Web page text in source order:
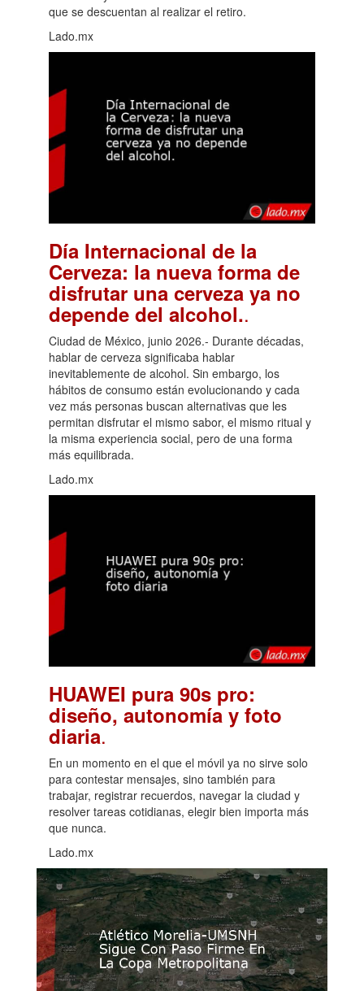
que se descuentan al realizar el retiro.
Lado.mx
Día Internacional de la
Cerveza: la nueva forma de
disfrutar una cerveza ya no
depende del alcohol..
Ciudad de México, junio 2026.- Durante décadas,
hablar de cerveza significaba hablar
inevitablemente de alcohol. Sin embargo, los
hábitos de consumo están evolucionando y cada
vez más personas buscan alternativas que les
permitan disfrutar el mismo sabor, el mismo ritual y
la misma experiencia social, pero de una forma
más equilibrada.
Lado.mx
HUAWEI pura 90s pro:
diseño, autonomía y foto
diaria.
En un momento en el que el móvil ya no sirve solo
para contestar mensajes, sino también para
trabajar, registrar recuerdos, navegar la ciudad y
resolver tareas cotidianas, elegir bien importa más
que nunca.
Lado.mx